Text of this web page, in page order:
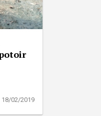
18/02/2019